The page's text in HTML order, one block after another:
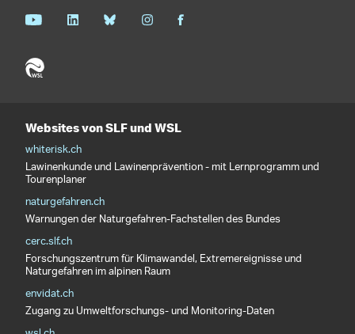
Websites von SLF und WSL
whiterisk.ch
Lawinenkunde und Lawinenprävention - mit Lernprogramm und
Tourenplaner
naturgefahren.ch
Warnungen der Naturgefahren-Fachstellen des Bundes
cerc.slf.ch
Forschungszentrum für Klimawandel, Extremereignisse und
Naturgefahren im alpinen Raum
envidat.ch
Zugang zu Umweltforschungs- und Monitoring-Daten